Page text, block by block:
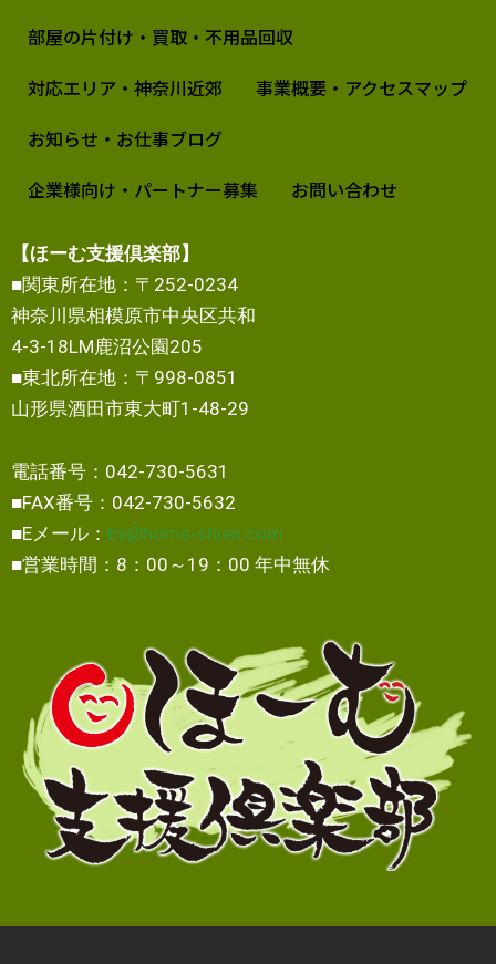
部屋の片付け・買取・不用品回収
対応エリア・神奈川近郊
事業概要・アクセスマップ
お知らせ・お仕事ブログ
企業様向け・パートナー募集
お問い合わせ
【ほーむ支援倶楽部】
■関東所在地：〒252-0234
神奈川県相模原市中央区共和
4-3-18LM鹿沼公園205
■東北所在地：〒998-0851
山形県酒田市東大町1-48-29
電話番号：042-730-5631
■FAX番号：042-730-5632
■Eメール： by@home-shien.com
■営業時間：8：00～19：00 年中無休